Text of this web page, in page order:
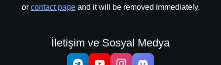
or contact pageand it will be removed immediately.
İletişim ve Sosyal Medya